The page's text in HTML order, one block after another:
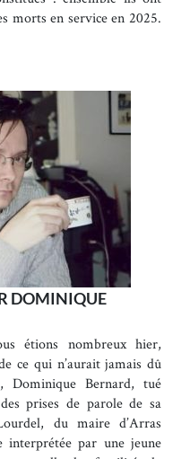
morts en service en 2025.
DOMINIQUE
étions nombreux hier,
ce qui n’aurait jamais dû
Dominique Bernard, tué
prises de parole de sa
du maire d’Arras
interprétée par une jeune